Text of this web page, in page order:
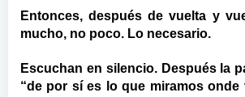
Entonces, después de vuelta y
mucho, no poco. Lo necesario.
Escuchan en silencio. Después la
“de por sí es lo que miramos onde